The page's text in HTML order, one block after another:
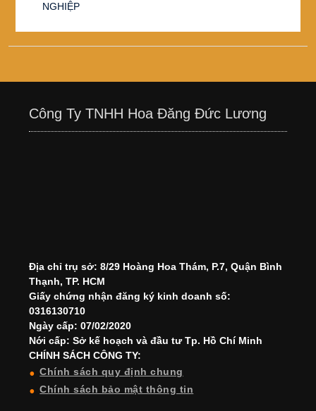
NGHIỆP
Công Ty TNHH Hoa Đăng Đức Lương
Địa chỉ trụ sở: 8/29 Hoàng Hoa Thám, P.7, Quận Bình
Thạnh, TP. HCM
Giấy chứng nhận đăng ký kinh doanh số:
0316130710
Ngày cấp: 07/02/2020
Nới cấp: Sở kế hoạch và đầu tư Tp. Hồ Chí Minh
CHÍNH SÁCH CÔNG TY:
Chính sách quy định chung
Chính sách bảo mật thông tin